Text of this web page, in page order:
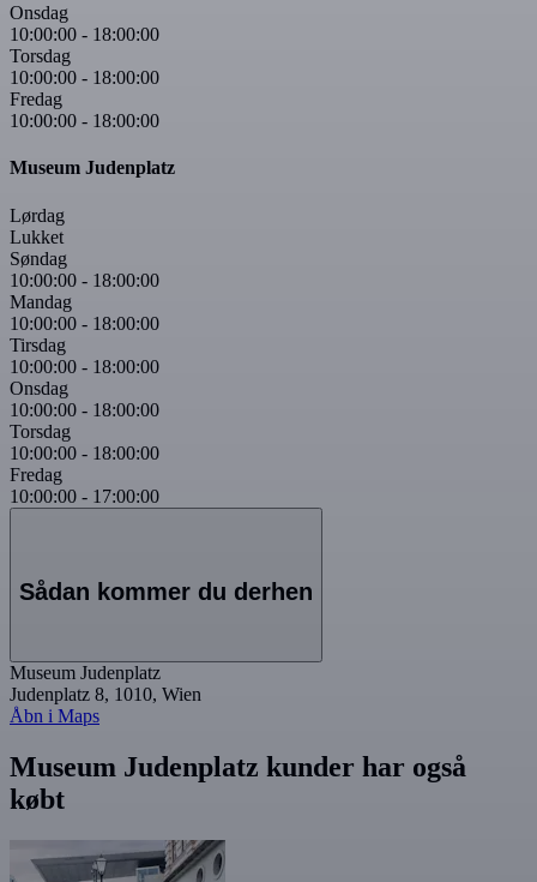
Onsdag
10:00:00 - 18:00:00
Torsdag
10:00:00 - 18:00:00
Fredag
10:00:00 - 18:00:00
Museum Judenplatz
Lørdag
Lukket
Søndag
10:00:00 - 18:00:00
Mandag
10:00:00 - 18:00:00
Tirsdag
10:00:00 - 18:00:00
Onsdag
10:00:00 - 18:00:00
Torsdag
10:00:00 - 18:00:00
Fredag
10:00:00 - 17:00:00
Sådan kommer du derhen
Museum Judenplatz
Judenplatz 8, 1010, Wien
Åbn i Maps
Museum Judenplatz kunder har også
købt